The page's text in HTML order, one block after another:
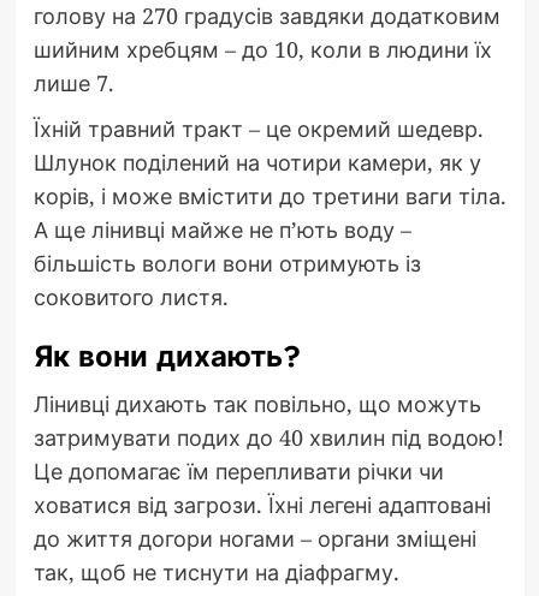
голову на 270 градусів завдяки додатковим
шийним хребцям – до 10, коли в людини їх
лише 7.
Їхній травний тракт – це окремий шедевр.
Шлунок поділений на чотири камери, як у
корів, і може вмістити до третини ваги тіла.
А ще лінивці майже не п’ють воду –
більшість вологи вони отримують із
соковитого листя.
Як вони дихають?
Лінивці дихають так повільно, що можуть
затримувати подих до 40 хвилин під водою!
Це допомагає їм перепливати річки чи
ховатися від загрози. Їхні легені адаптовані
до життя догори ногами – органи зміщені
так, щоб не тиснути на діафрагму.